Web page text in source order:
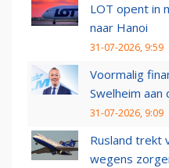
LOT opent in
naar Hanoi
31-07-2026, 9:59
Voormalig
Swelheim aan
31-07-2026, 9:09
Rusland trekt
wegens